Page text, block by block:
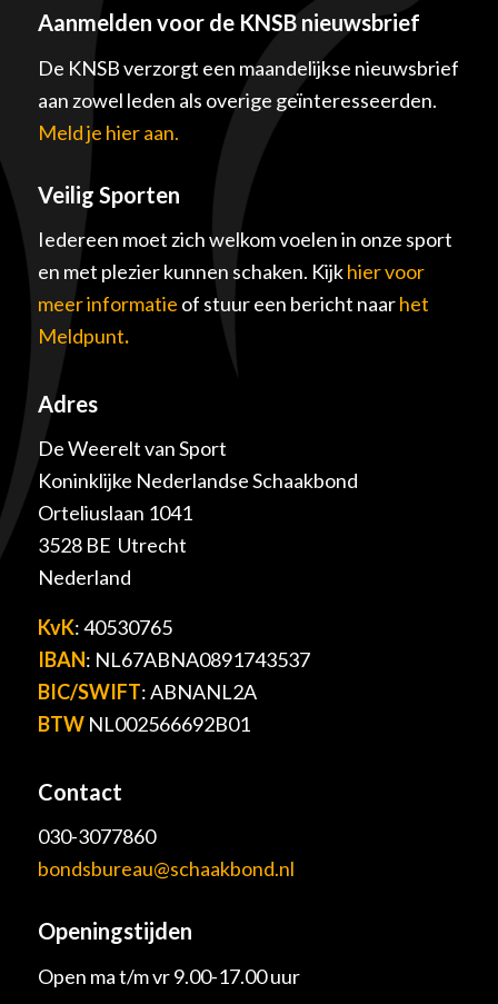
Aanmelden voor de KNSB nieuwsbrief
De KNSB verzorgt een maandelijkse nieuwsbrief
aan zowel leden als overige geïnteresseerden.
Meld je hier aan.
Veilig Sporten
Iedereen moet zich welkom voelen in onze sport
en met plezier kunnen schaken. Kijkhier voor
meer informatie of stuur een bericht naarhet
Meldpunt.
Adres
De Weerelt van Sport
Koninklijke Nederlandse Schaakbond
Orteliuslaan 1041
3528 BE Utrecht
Nederland
KvK: 40530765
IBAN: NL67ABNA0891743537
BIC/SWIFT: ABNANL2A
BTWNL002566692B01
Contact
030-3077860
bondsbureau@schaakbond.nl
Openingstijden
Open ma t/m vr 9.00-17.00 uur